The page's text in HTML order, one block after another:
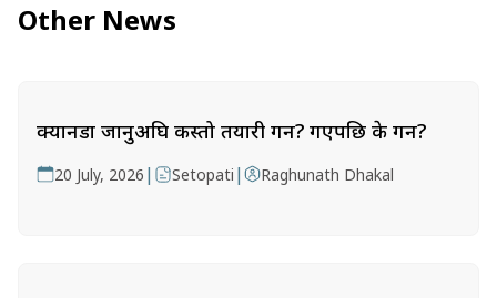
Other News
क्यानडा जानुअघि कस्तो तयारी गर्ने? गएपछि के गर्ने?
20 July, 2026 | Setopati | Raghunath Dhakal